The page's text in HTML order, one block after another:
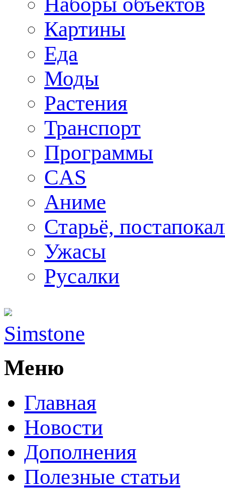
Картины
Еда
Моды
Растения
Транспорт
Программы
CAS
Аниме
Старьё,
Ужасы
Русалки
Simstone
Меню
Главная
Новости
Дополнения
Полезные статьи